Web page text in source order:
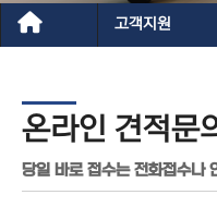
고객지원
온라인 견적문
당일 바로 접수는 전화접수나